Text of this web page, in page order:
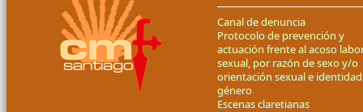
Canal de denuncia
Protocolo de prevención y
actuación frente al acoso
sexual, por razón de sexo y/o
orientación sexual e
género
Escenas claretianas